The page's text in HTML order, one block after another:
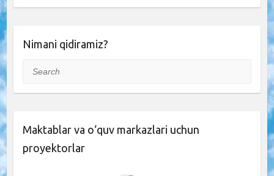
Nimani qidiramiz?
Search
Maktablar va o‘quv markazlari uchun
proyektorlar